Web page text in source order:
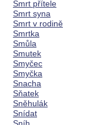
Smrt přítele
Smrt syna
Smrt v rodině
Smrtka
Smůla
Smutek
Smyčec
Smyčka
Snacha
Sňatek
Sněhulák
Snídat